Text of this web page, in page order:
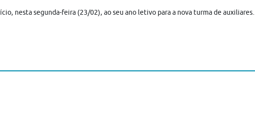
nesta segunda-feira (23/02), ao seu ano letivo para a nova turma de auxiliares...